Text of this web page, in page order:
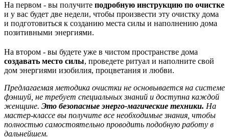
На первом - вы получите подробную инструкцию по очистке
и у вас будет две недели, чтобы произвести эту очистку дома
и подготовиться к созданию места силы и наполнению дома
позитивными энергиями.
На втором - вы будете уже в чистом пространстве дома
создавать место силы, проведете ритуал и наполните свой
дом энергиями изобилия, процветания и любви.
Предлагаемая методика очистки не основывается на системе
фэншуй, не требует специальных знаний и доступна каждой
женщине. Это безопасные энерго-магические техники. На
мастер-классе вы получите все необходимые знания, чтобы
полностью самостоятельно проводить подобную работу в
дальнейшем.